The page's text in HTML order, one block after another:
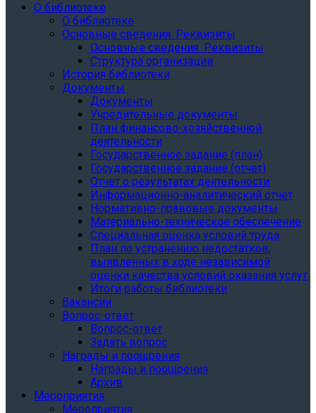
О библиотеке
О библиотеке
Основные сведения. Реквизиты
Основные сведения. Реквизиты
Структура организации
История библиотеки
Документы
Документы
Учредительные документы
План финансово-хозяйственной
деятельности
Государственное задание (план)
Государственное задание (отчет)
Отчет о результатах деятельности
Информационно-аналитический отчет
Нормативно-правовые документы
Материально-техническое обеспечение
Специальная оценка условий труда
План по устранению недостатков,
выявленных в ходе независимой
оценки качества условий оказания услуг
Итоги работы библиотеки
Вакансии
Вопрос-ответ
Вопрос-ответ
Задать вопрос
Награды и поощрения
Награды и поощрения
Архив
Мероприятия
Мероприятия